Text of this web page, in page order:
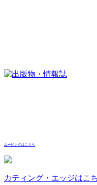
ムービングはこちら
カティング・エッジはこ